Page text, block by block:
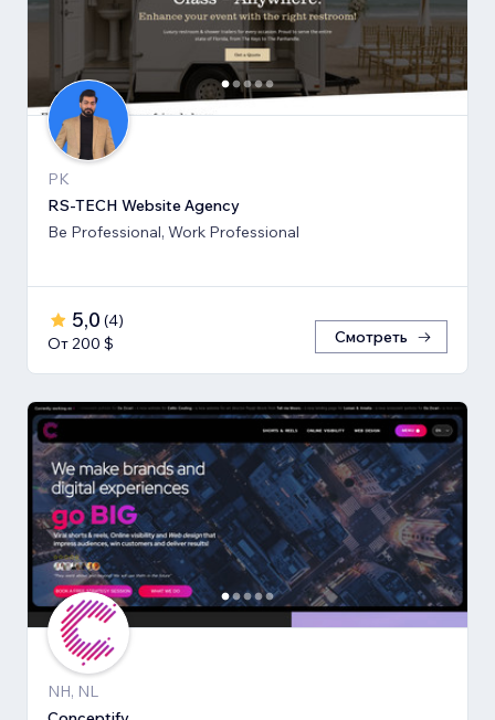
PK
RS-TECH Website Agency
Be Professional, Work Professional
5,0 (4)
От 200 $
Смотреть
NH, NL